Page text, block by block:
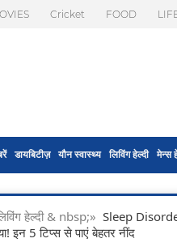
Cricket FOOD
डायबिटीज़ यौन स्वास्थ्य लिविंग हेल्दी मेन्स
हेल्दी & nbsp;» Sleep
इन 5 टिप्स से पाएं बेहतर नींद